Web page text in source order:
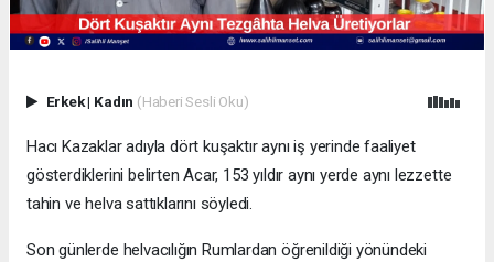
Erkek| Kadın (Haberi Sesli Oku)
Hacı Kazaklar adıyla dört kuşaktır aynı iş yerinde faaliyet
gösterdiklerini belirten Acar, 153 yıldır aynı yerde aynı lezzette
tahin ve helva sattıklarını söyledi.
Son günlerde helvacılığın Rumlardan öğrenildiği yönündeki